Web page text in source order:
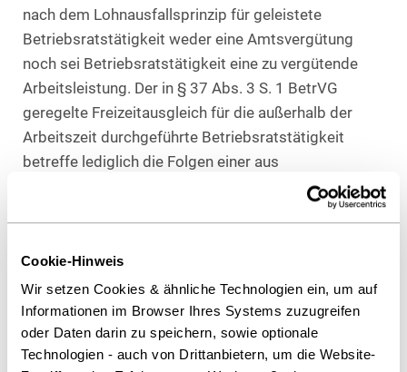
Cookie-Hinweis
Wir setzen Cookies & ähnliche Technologien ein, um auf
Informationen im Browser Ihres Systems zuzugreifen
oder Daten darin zu speichern, sowie optionale
Technologien - auch von Drittanbietern, um die Website-
nach dem Lohnausfallsprinzip für geleistete
Betriebsratstätigkeit weder eine Amtsvergütung
noch sei Betriebsratstätigkeit eine zu vergütende
Arbeitsleistung. Der in § 37 Abs. 3 S. 1 BetrVG
geregelte Freizeitausgleich für die außerhalb der
Arbeitszeit durchgeführte Betriebsratstätigkeit
betreffe lediglich die Folgen einer aus
stattzufinden hat.
Abgeltungsanspruch nur, wenn Arbeitsbefreiung
aus betriebsbedingten Gründen nicht möglich ist
Eine Vergütung der Betriebsratstätigkeit komme